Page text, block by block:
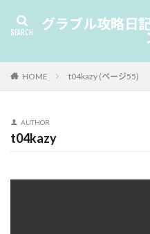
グラブル攻略日
HOME t04kazy (ページ55)
AUTHOR
t04kazy